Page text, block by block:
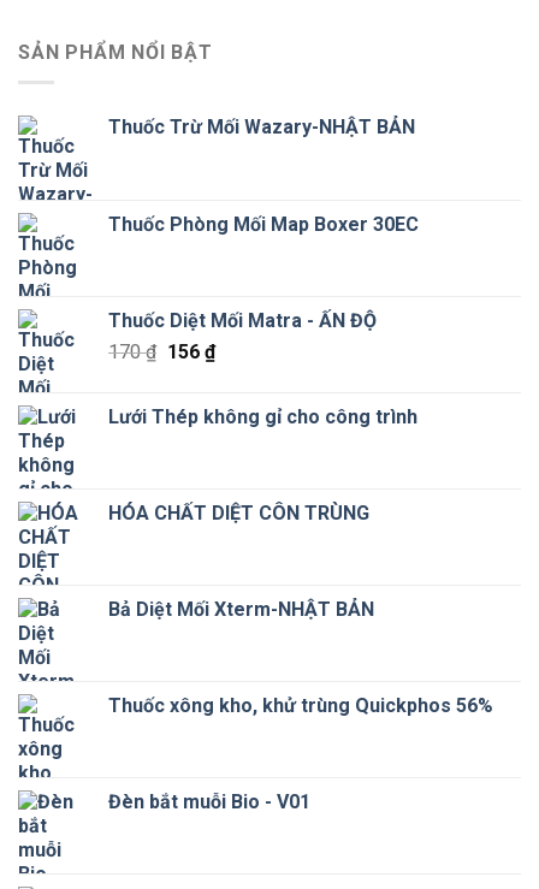
SẢN PHẨM NỔI BẬT
Thuốc Trừ Mối Wazary-NHẬT BẢN
Thuốc Phòng Mối Map Boxer 30EC
Thuốc Diệt Mối Matra - ẤN ĐỘ
170₫ Giá
170 ₫.
156 ₫Giá
là:
Lưới Thép không gỉ cho công trình
HÓA CHẤT DIỆT CÔN TRÙNG
Bả Diệt Mối Xterm-NHẬT BẢN
Thuốc xông kho, khử trùng Quickphos 56%
Đèn bắt muỗi Bio - V01